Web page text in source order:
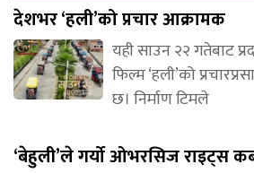
देशभर ‘हली’को प्रचार आक्रामक
यही साउन २२ गतेबाट
फिल्म ‘हली’को
छ। निर्माण टिमले
‘बेहुली’ले गर्यो ओभरसिज राइट्स